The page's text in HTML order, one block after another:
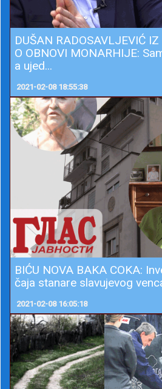
DUŠAN RADOSAVLJEVIĆ
O OBNOVI MONARHIJE:
a ujed...
2021-02-08 18:55:38
BIĆU NOVA BAKA COKA:
čaja stanare slavujevog
2021-02-08 16:05:18